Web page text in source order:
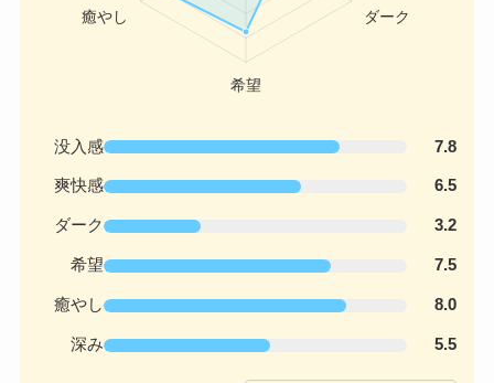
没入感 7.8
爽快感 6.5
ダーク 3.2
希望 7.5
癒やし 8.0
深み 5.5